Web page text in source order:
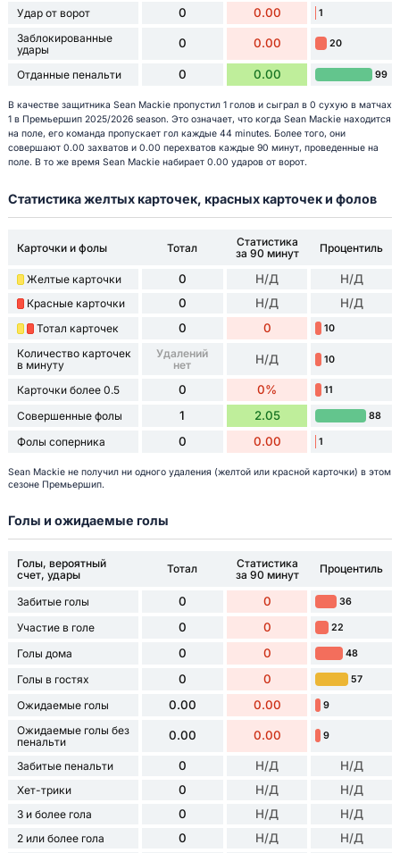
Удар от ворот 0 0.00 1
Заблокированные
удары
0 0.00 20
Отданные пенальти 0 0.00 99
В качестве защитника Sean Mackie пропустил 1 голов и сыграл в 0 сухую в матчах
1 в Премьершип 2025/2026 season. Это означает, что когда Sean Mackie находится
на поле, его команда пропускает гол каждые 44 minutes. Более того, они
совершают 0.00 захватов и 0.00 перехватов каждые 90 минут, проведенные на
поле. В то же время Sean Mackie набирает 0.00 ударов от ворот.
Статистика желтых карточек, красных карточек и фолов
Карточки и фолы Тотал
Статистика
за 90 минут
Процентиль
Желтые карточки 0 Н/Д Н/Д
Красные карточки 0 Н/Д Н/Д
Тотал карточек 0 0 10
Количество карточек
в минуту
Удалений
нет
Н/Д 10
Карточки более 0.5 0 0% 11
Совершенные фолы 1 2.05 88
Фолы соперника 0 0.00 1
Sean Mackie не получил ни одного удаления (желтой или красной карточки) в этом
сезоне Премьершип.
Голы и ожидаемые голы
Голы, вероятный
счет, удары
Тотал
Статистика
за 90 минут
Процентиль
Забитые голы 0 0 36
Участие в голе 0 0 22
Голы дома 0 0 48
Голы в гостях 0 0 57
Ожидаемые голы 0.00 0.00 9
Ожидаемые голы без
пенальти
0.00 0.00 9
Забитые пенальти 0 Н/Д Н/Д
Хет-трики 0 Н/Д Н/Д
3 и более гола 0 Н/Д Н/Д
2 или более гола 0 Н/Д Н/Д